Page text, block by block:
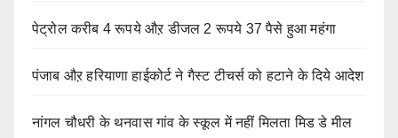
पेट्रोल करीब 4 रूपये औऱ डीजल 2 रूपये 37 पैसे हुआ महंगा
पंजाब औऱ हरियाणा हाईकोर्ट ने गैस्ट टीचर्स को हटाने के दिये आदेश
नांगल चौधरी के थनवास गांव के स्कूल में नहीं मिलता मिड डे मील